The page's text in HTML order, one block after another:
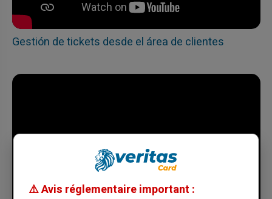
Gestión de tickets desde el área de clientes
⚠️ Avis réglementaire important :